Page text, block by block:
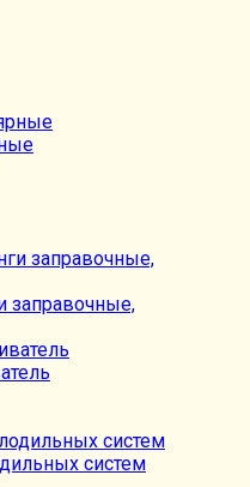
заправочные,
систем